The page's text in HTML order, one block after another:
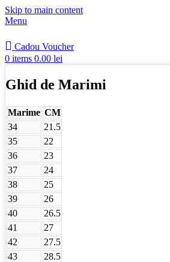
Skip to main content
Menu
Cadou Voucher
0 items 0.00 lei
Ghid de Marimi
Marime CM
34
21.5
35
22
36
23
37
24
38
25
39
26
40
26.5
41
27
42
27.5
43
28.5